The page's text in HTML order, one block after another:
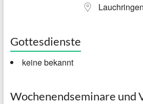
Lauchringen
Gottesdienste
keine bekannt
Wochenendseminare und